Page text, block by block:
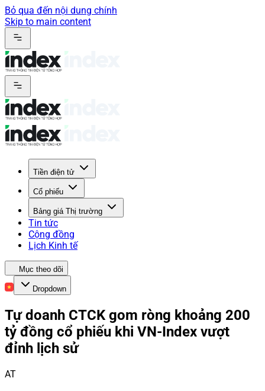
Bỏ qua đến nội dung chính
Skip to main content
Tiền điện tử
Cổ phiếu
Bảng giá Thị trường
Tin tức
Cộng đồng
Lịch Kinh tế
Mục theo dõi
Dropdown
Tự doanh CTCK gom ròng khoảng 200
tỷ đồng cổ phiếu khi VN-Index vượt
đỉnh lịch sử
AT